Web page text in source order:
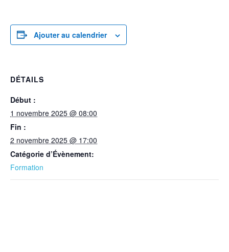
Ajouter au calendrier
DÉTAILS
Début :
1 novembre 2025 @ 08:00
Fin :
2 novembre 2025 @ 17:00
Catégorie d’Évènement:
Formation